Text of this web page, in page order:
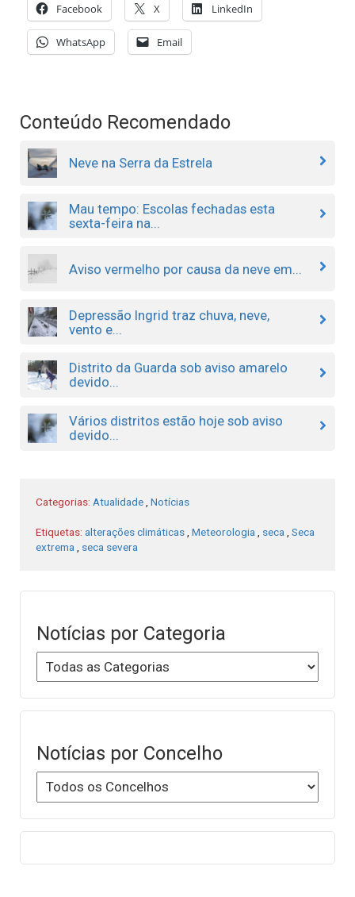
Facebook X LinkedIn
WhatsApp Email
Conteúdo Recomendado
Neve na Serra da Estrela
Mau tempo: Escolas fechadas esta
sexta-feira na...
Aviso vermelho por causa da neve em...
Depressão Ingrid traz chuva, neve,
vento e...
Distrito da Guarda sob aviso amarelo
devido...
Vários distritos estão hoje sob aviso
devido...
Categorias: Atualidade Notícias
Etiquetas: alterações climáticas Meteorologia seca
Seca
extrema
seca severa
Notícias por Categoria
Notícias por Concelho